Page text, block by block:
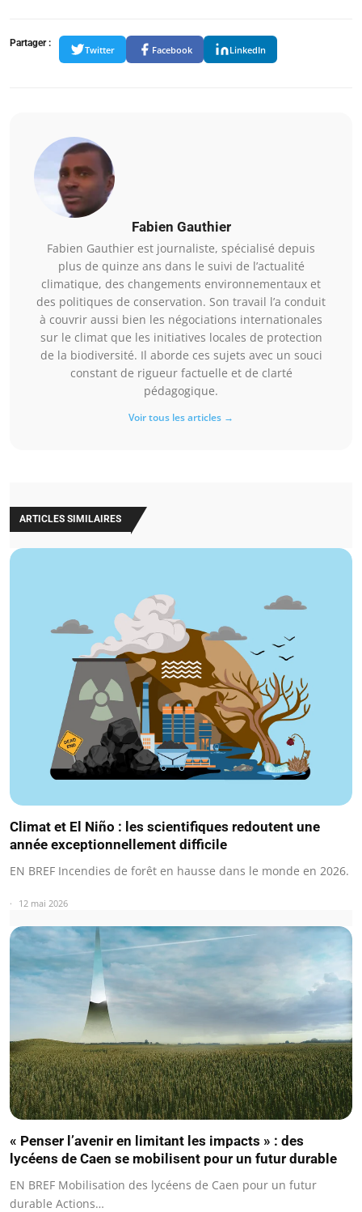
Partager :
Twitter Facebook LinkedIn
Fabien Gauthier
Fabien Gauthier est journaliste, spécialisé depuis
plus de quinze ans dans le suivi de l’actualité
climatique, des changements environnementaux et
des politiques de conservation. Son travail l’a conduit
à couvrir aussi bien les négociations internationales
sur le climat que les initiatives locales de protection
de la biodiversité. Il aborde ces sujets avec un souci
constant de rigueur factuelle et de clarté
pédagogique.
Voir tous les articles →
ARTICLES SIMILAIRES
Climat et El Niño : les scientifiques redoutent une
année exceptionnellement difficile
EN BREF Incendies de forêt en hausse dans le monde en 2026.
12 mai 2026
« Penser l’avenir en limitant les impacts » : des
lycéens de Caen se mobilisent pour un futur durable
EN BREF Mobilisation des lycéens de Caen pour un futur
durable Actions…